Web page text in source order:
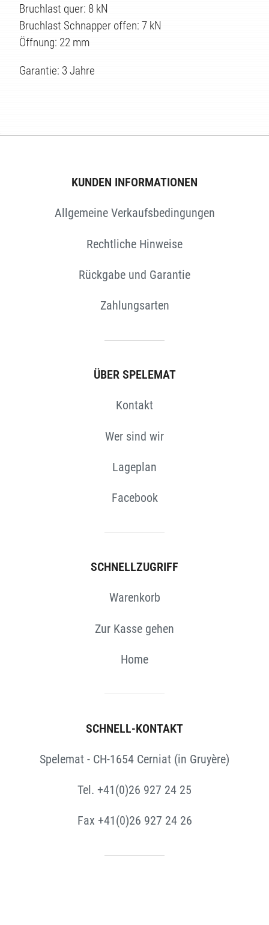
Bruchlast quer: 8 kN
Bruchlast Schnapper offen: 7 kN
Öffnung: 22 mm
Garantie: 3 Jahre
KUNDEN INFORMATIONEN
Allgemeine Verkaufsbedingungen
Rechtliche Hinweise
Rückgabe und Garantie
Zahlungsarten
ÜBER SPELEMAT
Kontakt
Wer sind wir
Lageplan
Facebook
SCHNELLZUGRIFF
Warenkorb
Zur Kasse gehen
Home
SCHNELL-KONTAKT
Spelemat - CH-1654 Cerniat (in Gruyère)
Tel. +41(0)26 927 24 25
Fax +41(0)26 927 24 26